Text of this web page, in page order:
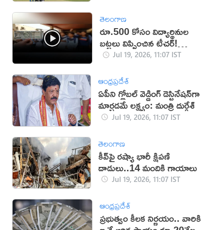
తెలంగాణ
రూ.500 కోసం విద్యార్థినుల
బట్టలు విప్పించిన టీచర్!
(వీడియో)
Jul 19, 2026, 11:07 IST
ఆంధ్రప్రదేశ్
ఏపీని గ్లోబల్ వెడ్డింగ్ డెస్టినేషన్‌గా
మార్చడమే లక్ష్యం: మంత్రి దుర్గేశ్‌
Jul 19, 2026, 11:07 IST
తెలంగాణ
కీవ్‌పై రష్యా భారీ క్షిపణి
దాడులు..14 మందికి గాయాలు
Jul 19, 2026, 11:07 IST
ఆంధ్రప్రదేశ్
ప్రభుత్వం కీలక నిర్ణయం.. వారికి